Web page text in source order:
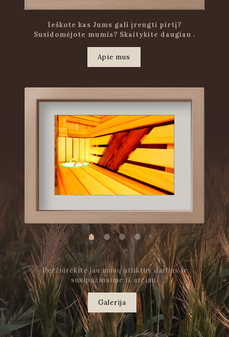
Ieškote kas Jums gali įrengti pirtį?
Susidomėjote mumis? Skaitykite daugiau .
.
Apie mus
Peržiūrėkite jau mūsų atliktus darbus ir
susipažinsime iš arčiau.
Galerija